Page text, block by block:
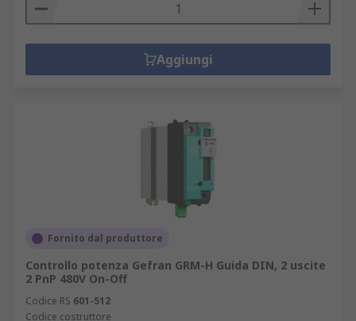
Aggiungi
Fornito dal produttore
Controllo potenza Gefran GRM-H Guida DIN, 2 uscite
2 PnP 480V On-Off
Codice RS 601-512
Codice costruttore